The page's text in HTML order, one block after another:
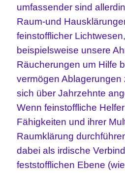
umfassender sind
Raum-und
feinstofflicher
beispielsweise unsere
Räucherungen um Hilfe
vermögen Ablagerungen
sich über Jahrzehnte
Wenn feinstoffliche
Fähigkeiten und ihrer
Raumklärung
dabei als irdische
feststofflichen Ebene